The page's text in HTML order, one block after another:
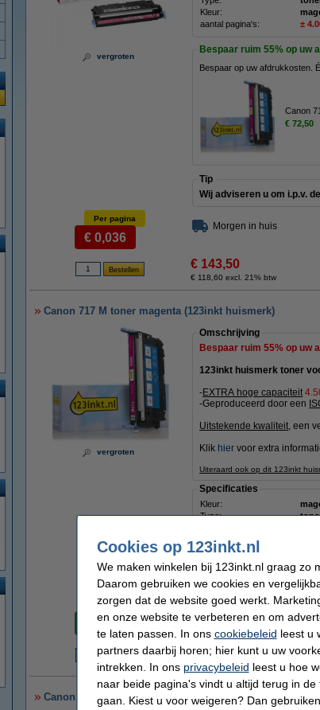
vergroten
Kleur:
aantal pagina's:
±
Bespaar ruim 55% op uw
Bespaar op uw afdrukkosten.
Canon
€ 72,50
Tip
Wij adviseren u om i.p.v.
Per pagina
€ 0,036
Morgen in huis
€ 143,50
€ 118,60 excl. 21% btw
Canon 717 M toner magenta (123inkt huismerk)
vergroten
Omschrijving
Bespaar ruim 55% op uw
123inkt huismerk toner
-EXTRA hoge capaciteit
-Geproduceerd door een
Uitstekende kwaliteit, een
Klik hier voor extra
Uiteraard ook op dit 123inkt
Specificaties
Kleur:
Type:
aantal pagina's:
Tip
Wij adviseren u deze
Per pagina
€ 0,016
Morgen in huis
€ 72,50
€ 59,92 excl. 21% btw
Canon aanbieding: 711BK, 717C, 717M, 717Y zwart + 3
Cookies op 123inkt.nl
We maken winkelen bij 123inkt.nl graag zo
Daarom gebruiken we cookies en
zorgen dat de website goed werkt.
en onze website te verbeteren en om
te laten passen. In ons cookiebeleid leest u
partners daarbij horen; hier kunt u uw
intrekken. In ons privacybeleid leest u hoe
naar beide pagina's vindt u altijd terug in
gaan. Kiest u voor weigeren? Dan